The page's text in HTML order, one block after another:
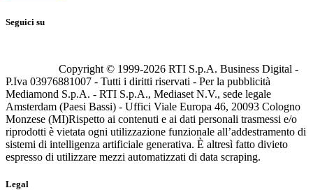
Seguici su
Copyright © 1999-2026 RTI S.p.A. Business Digital -
P.Iva 03976881007 - Tutti i diritti riservati - Per la pubblicità
Mediamond S.p.A. - RTI S.p.A., Mediaset N.V., sede legale
Amsterdam (Paesi Bassi) - Uffici Viale Europa 46, 20093 Cologno
Monzese (MI)Rispetto ai contenuti e ai dati personali trasmessi e/o
riprodotti è vietata ogni utilizzazione funzionale all’addestramento di
sistemi di intelligenza artificiale generativa. È altresì fatto divieto
espresso di utilizzare mezzi automatizzati di data scraping.
Legal